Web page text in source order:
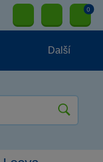
0
Další